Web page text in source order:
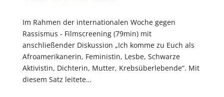
Im Rahmen der internationalen Woche gegen
Rassismus - Filmscreening (79min) mit
anschließender Diskussion „Ich komme zu Euch als
Afroamerikanerin, Feministin, Lesbe, Schwarze
Aktivistin, Dichterin, Mutter, Krebsüberlebende“. Mit
diesem Satz leitete…